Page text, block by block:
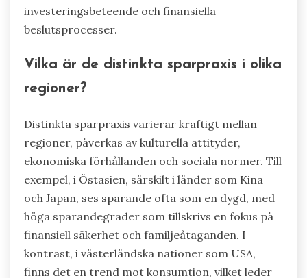
investeringsbeteende och finansiella
beslutsprocesser.
Vilka är de distinkta sparpraxis i olika
regioner?
Distinkta sparpraxis varierar kraftigt mellan
regioner, påverkas av kulturella attityder,
ekonomiska förhållanden och sociala normer. Till
exempel, i Östasien, särskilt i länder som Kina
och Japan, ses sparande ofta som en dygd, med
höga sparandegrader som tillskrivs en fokus på
finansiell säkerhet och familjeåtaganden. I
kontrast, i västerländska nationer som USA,
finns det en trend mot konsumtion, vilket leder